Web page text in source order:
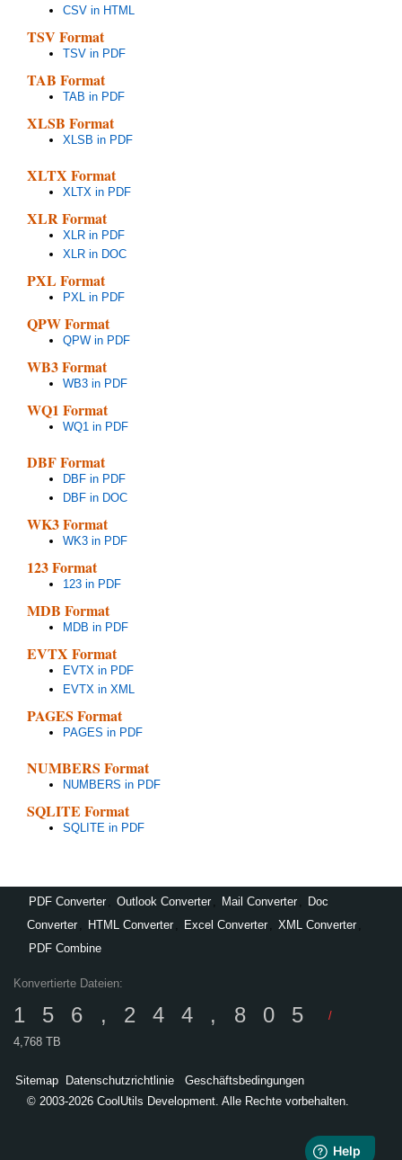
CSV in HTML
TSV Format
TSV in PDF
TAB Format
TAB in PDF
XLSB Format
XLSB in PDF
XLTX Format
XLTX in PDF
XLR Format
XLR in PDF
XLR in DOC
PXL Format
PXL in PDF
QPW Format
QPW in PDF
WB3 Format
WB3 in PDF
WQ1 Format
WQ1 in PDF
DBF Format
DBF in PDF
DBF in DOC
WK3 Format
WK3 in PDF
123 Format
123 in PDF
MDB Format
MDB in PDF
EVTX Format
EVTX in PDF
EVTX in XML
PAGES Format
PAGES in PDF
NUMBERS Format
NUMBERS in PDF
SQLITE Format
SQLITE in PDF
PDF Converter , Outlook Converter , Mail Converter ,
Doc
Converter , HTML Converter , Excel Converter , XML Converter ,
PDF Combine
Konvertierte Dateien:
156,244,805
/
4,768 TB
Sitemap Datenschutzrichtlinie
Geschäftsbedingungen
© 2003-2026 CoolUtils Development. Alle Rechte vorbehalten.